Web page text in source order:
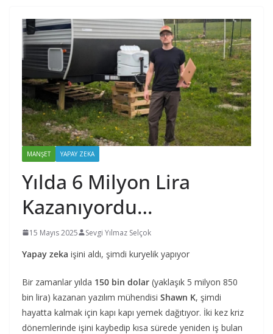
MANŞET YAPAY ZEKA
Yılda 6 Milyon Lira
Kazanıyordu…
15 Mayıs 2025 Sevgi Yılmaz Selçok
Yapay zeka işini aldı, şimdi kuryelik yapıyor
Bir zamanlar yılda 150 bin dolar (yaklaşık 5 milyon 850
bin lira) kazanan yazılım mühendisi Shawn K, şimdi
hayatta kalmak için kapı kapı yemek dağıtıyor. İki kez kriz
dönemlerinde işini kaybedip kısa sürede yeniden iş bulan